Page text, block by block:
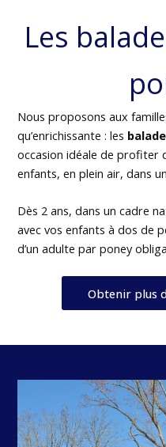
Les
Nous proposons aux
qu’enrichissante : les
occasion idéale de profiter
enfants, en plein air, dans
Dès 2 ans, dans un cadre
avec vos enfants à dos de
d’un adulte par poney
Obtenir plus